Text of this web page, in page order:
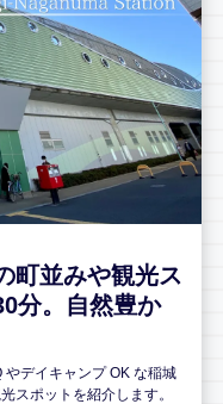
町並みや観光ス
分。自然豊か
デイキャンプ OK な稲城
スポットを紹介します。